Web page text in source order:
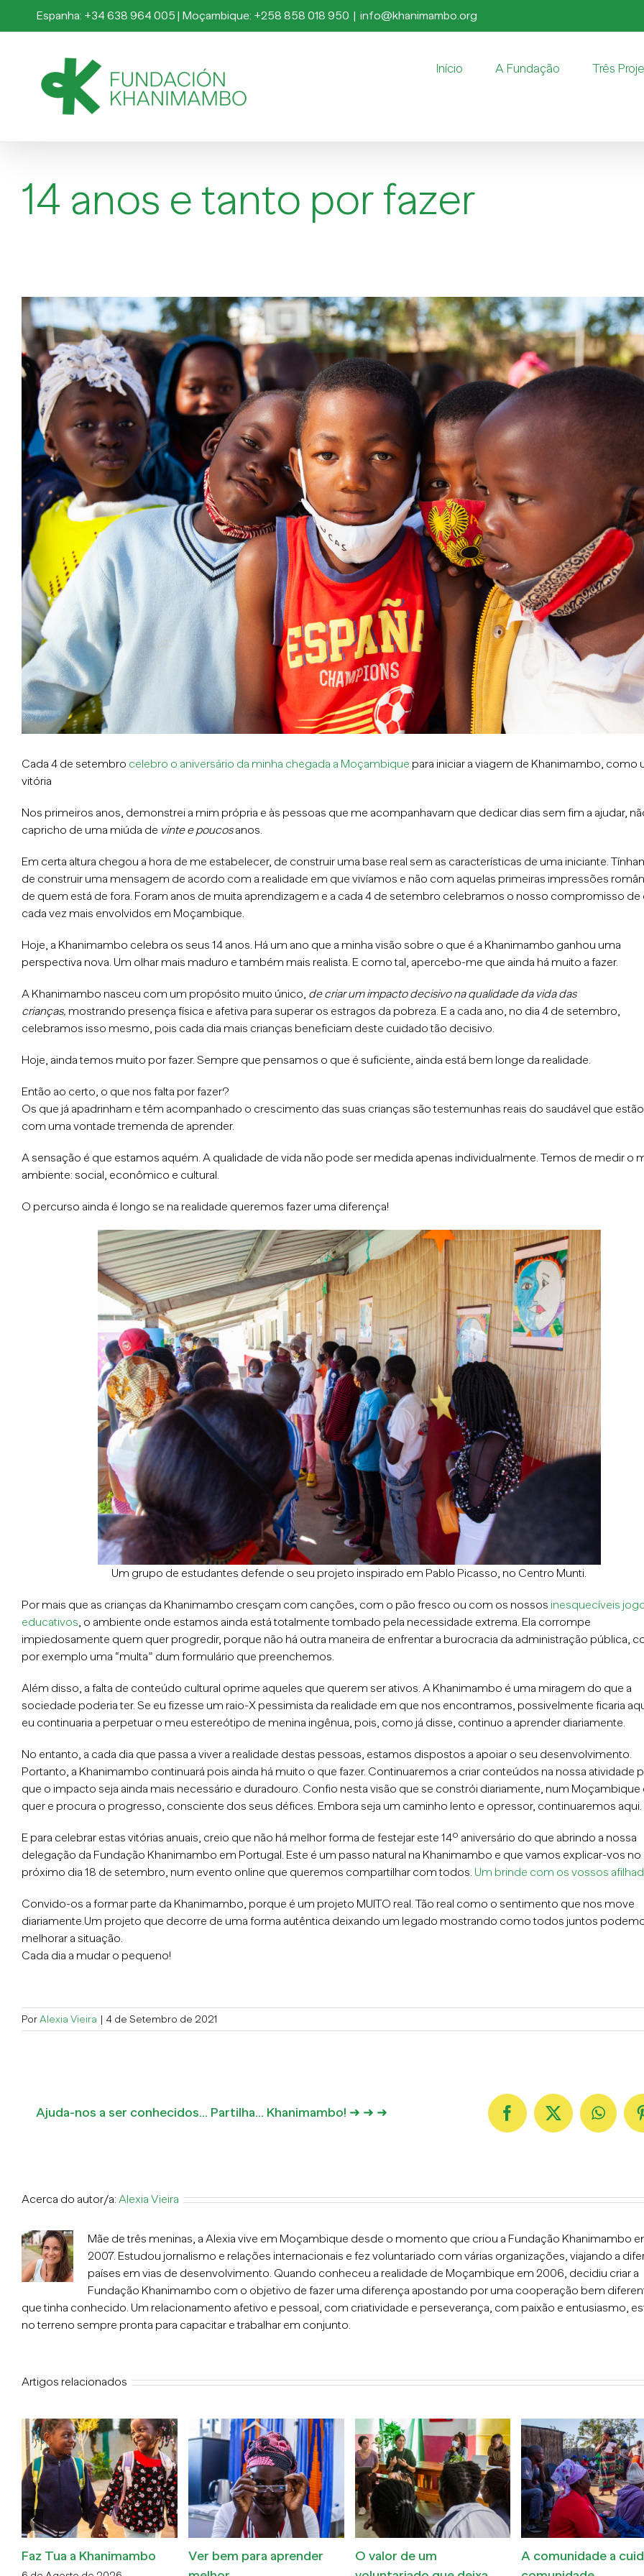
Espanha: +34 638 964 005 | Moçambique: +258 858 018 950 | info@khanimambo.org
Início A Fundação Três
14 anos e tanto por fazer
View
Larger
Image
Cada 4 de setembro celebro o aniversário da minha chegada a Moçambique para iniciar a viagem de Khanimambo, como
vitória
Nos primeiros anos, demonstrei a mim própria e às pessoas que me acompanhavam que dedicar dias sem fim a ajudar,
capricho de uma miúda de vinte e poucosanos.
Em certa altura chegou a hora de me estabelecer, de construir uma base real sem as características de uma iniciante.
de construir uma mensagem de acordo com a realidade em que vivíamos e não com aquelas primeiras impressões
de quem está de fora. Foram anos de muita aprendizagem e a cada 4 de setembro celebramos o nosso compromisso de
cada vez mais envolvidos em Moçambique.
Hoje, a Khanimambo celebra os seus 14 anos. Há um ano que a minha visão sobre o que é a Khanimambo ganhou uma
perspectiva nova. Um olhar mais maduro e também mais realista. E como tal, apercebo-me que ainda há muito a fazer.
A Khanimambo nasceu com um propósito muito único, de criar um impacto decisivo na qualidade da vida das
crianças, mostrando presença física e afetiva para superar os estragos da pobreza. E a cada ano, no dia 4 de setembro,
celebramos isso mesmo, pois cada dia mais crianças beneficiam deste cuidado tão decisivo.
Hoje, ainda temos muito por fazer. Sempre que pensamos o que é suficiente, ainda está bem longe da realidade.
Então ao certo, o que nos falta por fazer?
Os que já apadrinham e têm acompanhado o crescimento das suas crianças são testemunhas reais do saudável que
com uma vontade tremenda de aprender.
A sensação é que estamos aquém. A qualidade de vida não pode ser medida apenas individualmente. Temos de medir o
ambiente: social, econômico e cultural.
O percurso ainda é longo se na realidade queremos fazer uma diferença!
Um grupo de estudantes defende o seu projeto inspirado em Pablo Picasso, no Centro Munti.
Por mais que as crianças da Khanimambo cresçam com canções, com o pão fresco ou com os nossos inesquecíveis
educativos, o ambiente onde estamos ainda está totalmente tombado pela necessidade extrema. Ela corrompe
impiedosamente quem quer progredir, porque não há outra maneira de enfrentar a burocracia da administração pública,
por exemplo uma “multa” dum formulário que preenchemos.
Além disso, a falta de conteúdo cultural oprime aqueles que querem ser ativos. A Khanimambo é uma miragem do que a
sociedade poderia ter. Se eu fizesse um raio-X pessimista da realidade em que nos encontramos, possivelmente ficaria
eu continuaria a perpetuar o meu estereótipo de menina ingênua, pois, como já disse, continuo a aprender diariamente.
No entanto, a cada dia que passa a viver a realidade destas pessoas, estamos dispostos a apoiar o seu desenvolvimento.
Portanto, a Khanimambo continuará pois ainda há muito o que fazer. Continuaremos a criar conteúdos na nossa atividade
que o impacto seja ainda mais necessário e duradouro. Confio nesta visão que se constrói diariamente, num Moçambique
quer e procura o progresso, consciente dos seus défices. Embora seja um caminho lento e opressor, continuaremos aqui.
E para celebrar estas vitórias anuais, creio que não há melhor forma de festejar este 14º aniversário do que abrindo a nossa
delegação da Fundação Khanimambo em Portugal. Este é um passo natural na Khanimambo e que vamos explicar-vos no
próximo dia 18 de setembro, num evento online que queremos compartilhar com todos. Um brinde com os vossos
Convido-os a formar parte da Khanimambo, porque é um projeto MUITO real. Tão real como o sentimento que nos move
diariamente.Um projeto que decorre de uma forma autêntica deixando um legado mostrando como todos juntos
melhorar a situação.
Cada dia a mudar o pequeno!
PorAlexia Vieira | 4 de Setembro de 2021
Ajuda-nos a ser conhecidos... Partilha... Khanimambo! ➜ ➜ ➜ Facebook
X
Acerca do autor/a: Alexia Vieira
Mãe de três meninas, a Alexia vive em Moçambique desde o momento que criou a Fundação Khanimambo
2007. Estudou jornalismo e relações internacionais e fez voluntariado com várias organizações, viajando a
países em vias de desenvolvimento. Quando conheceu a realidade de Moçambique em 2006, decidiu criar a
Fundação Khanimambo com o objetivo de fazer uma diferença apostando por uma cooperação bem
que tinha conhecido. Um relacionamento afetivo e pessoal, com criatividade e perseverança, com paixão e entusiasmo,
no terreno sempre pronta para capacitar e trabalhar em conjunto.
Artigos relacionados
Coral Masveu, de El
Bolsa Pablo Estrada 2026 Feira Popular BoutiKes
Dia da Mulher